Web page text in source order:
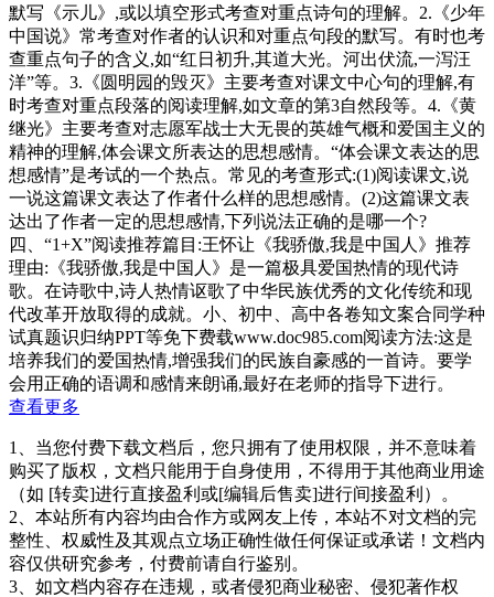
默写《示儿》,或以填空形式考查对重点诗句的理解。2.《少年
中国说》常考查对作者的认识和对重点句段的默写。有时也考
查重点句子的含义,如“红日初升,其道大光。河出伏流,一泻汪
洋”等。3.《圆明园的毁灭》主要考查对课文中心句的理解,有
时考查对重点段落的阅读理解,如文章的第3自然段等。4.《黄
继光》主要考查对志愿军战士大无畏的英雄气概和爱国主义的
精神的理解,体会课文所表达的思想感情。“体会课文表达的思
想感情”是考试的一个热点。常见的考查形式:(1)阅读课文,说
一说这篇课文表达了作者什么样的思想感情。(2)这篇课文表
达出了作者一定的思想感情,下列说法正确的是哪一个?
四、“1+X”阅读推荐篇目:王怀让《我骄傲,我是中国人》推荐
理由:《我骄傲,我是中国人》是一篇极具爱国热情的现代诗
歌。在诗歌中,诗人热情讴歌了中华民族优秀的文化传统和现
代改革开放取得的成就。小、初中、高中各卷知文案合同学种
试真题识归纳PPT等免下费载www.doc985.com阅读方法:这是
培养我们的爱国热情,增强我们的民族自豪感的一首诗。要学
会用正确的语调和感情来朗诵,最好在老师的指导下进行。
查看更多
1、当您付费下载文档后，您只拥有了使用权限，并不意味着
购买了版权，文档只能用于自身使用，不得用于其他商业用途
（如 [转卖]进行直接盈利或[编辑后售卖]进行间接盈利）。
2、本站所有内容均由合作方或网友上传，本站不对文档的完
整性、权威性及其观点立场正确性做任何保证或承诺！文档内
容仅供研究参考，付费前请自行鉴别。
3、如文档内容存在违规，或者侵犯商业秘密、侵犯著作权